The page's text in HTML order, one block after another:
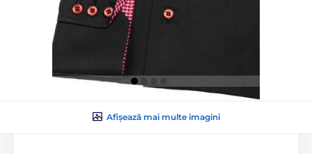
Afișează mai multe imagini